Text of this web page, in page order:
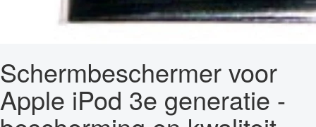
Schermbeschermer voor
Apple iPod 3e generatie -